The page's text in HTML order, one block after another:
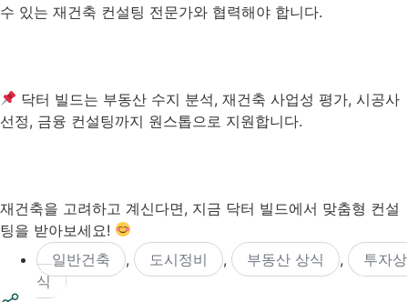
수 있는 재건축 컨설팅 전문가와 협력해야 합니다.
닥터 빌드는 부동산 수지 분석, 재건축 사업성 평가, 시공사
선정, 금융 컨설팅까지 원스톱으로 지원합니다.
재건축을 고려하고 계신다면, 지금 닥터 빌드에서 맞춤형 컨설
팅을 받아보세요!
일반건축
, 도시정비 , 부동산 상식 ,
투자상
식